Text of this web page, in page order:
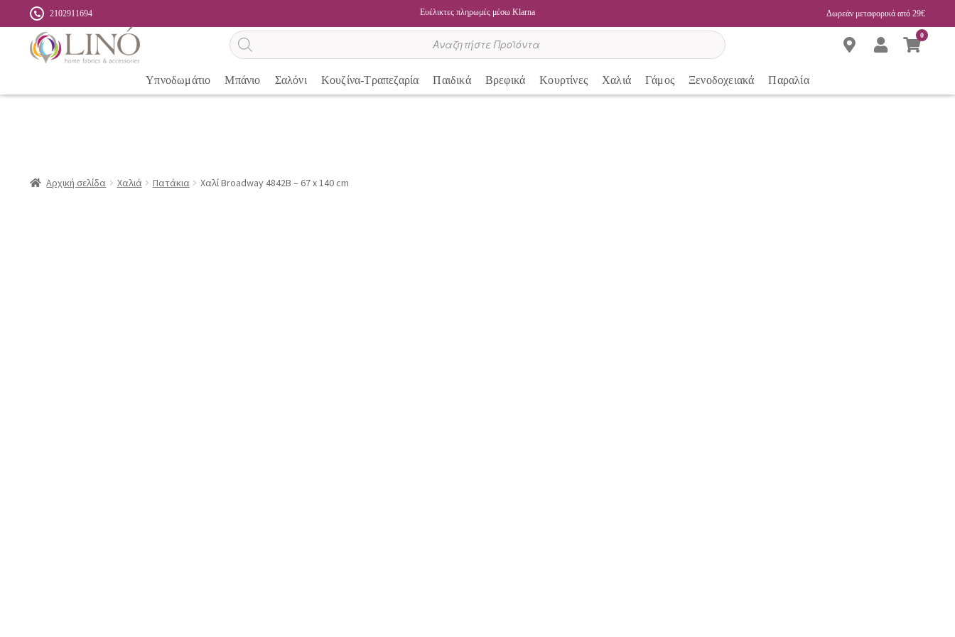
2102911694 Ευέλικτες πληρωμές μέσω Klarna Δωρεάν μεταφορικά από 29€
Αναζήτηση
προϊόντων
0
Υπνοδωμάτιο Μπάνιο Σαλόνι Κουζίνα-Τραπεζαρία Παιδικά Βρεφικά Κουρτίνες Χαλιά Γάμος Ξενοδοχειακά Παραλία
Αρχική σελίδα Χαλιά Πατάκια Χαλί Broadway 4842B – 67 x 140 cm